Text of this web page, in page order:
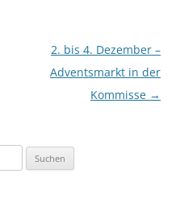
2. bis 4. Dezember –
Adventsmarkt in der
Kommisse →